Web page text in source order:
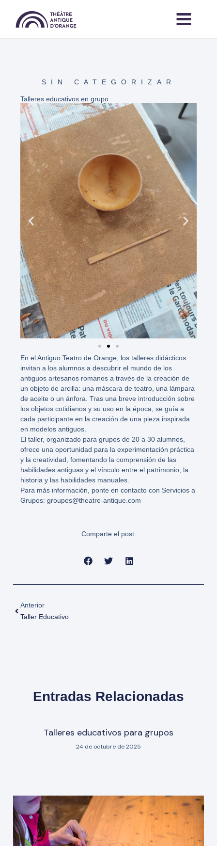
contenido
SIN CATEGORIZAR
Talleres educativos en grupo
En el Antiguo Teatro de Orange, los talleres didácticos
invitan a los alumnos a descubrir el mundo de los
antiguos artesanos romanos a través de la creación de
un objeto de arcilla: una máscara de teatro, una lámpara
de aceite o un ánfora. Tras una breve introducción sobre
los objetos cotidianos y su uso en la época, se guía a
cada participante en la creación de una pieza inspirada
en modelos antiguos.
El taller, organizado para grupos de 20 a 30 alumnos,
ofrece una oportunidad para la experimentación práctica
y la creatividad, fomentando la comprensión de las
habilidades antiguas y el vínculo entre el patrimonio, la
historia y las habilidades manuales.
Para más información, ponte en contacto con Servicios a
Grupos: groupes@theatre-antique.com
Comparte el post:
Anterior
Taller Educativo
Entradas Relacionadas
Talleres educativos para grupos
24 de octubre de 2025